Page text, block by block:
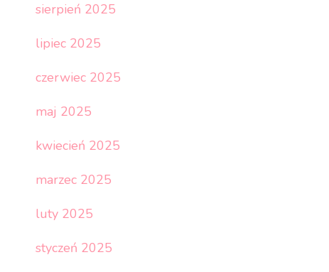
sierpień 2025
lipiec 2025
czerwiec 2025
maj 2025
kwiecień 2025
marzec 2025
luty 2025
styczeń 2025